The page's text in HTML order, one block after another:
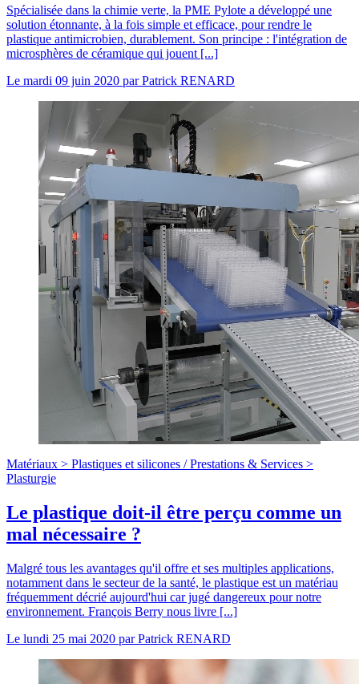
Spécialisée dans la chimie verte, la PME Pylote a développé une
solution étonnante, à la fois simple et efficace, pour rendre le
plastique antimicrobien, durablement. Son principe : l'intégration de
microsphères de céramique qui jouent [...]
Le mardi 09 juin 2020 parPatrick RENARD
Matériaux > Plastiques et silicones /Prestations & Services >
Plasturgie
Le plastique doit-il être perçu comme un
mal nécessaire ?
Malgré tous les avantages qu'il offre et ses multiples applications,
notamment dans le secteur de la santé, le plastique est un matériau
fréquemment décrié aujourd'hui car jugé dangereux pour notre
environnement. François Berry nous livre [...]
Le lundi 25 mai 2020 parPatrick RENARD